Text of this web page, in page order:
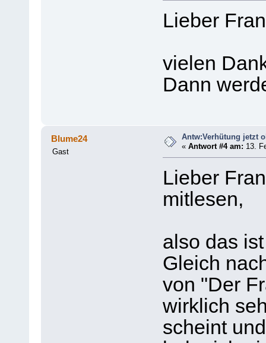
Lieber
vielen
Dann
Blume24
Gast
Antw:Verhütung jetzt
«Antwort #4 am: 13.
Lieber
mitlesen,
also das
Gleich
von "Der
wirklich
scheint